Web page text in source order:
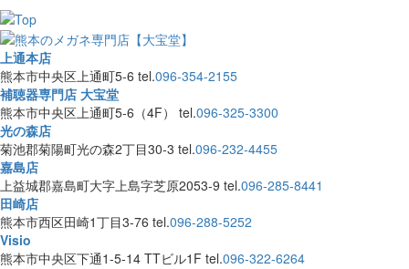
上通本店
熊本市中央区上通町5-6 tel.096-354-2155
補聴器専門店 大宝堂
熊本市中央区上通町5-6（4F） tel.096-325-3300
光の森店
菊池郡菊陽町光の森2丁目30-3 tel.096-232-4455
嘉島店
上益城郡嘉島町大字上島字芝原2053-9 tel.096-285-8441
田崎店
熊本市西区田崎1丁目3-76 tel.096-288-5252
Visio
熊本市中央区下通1-5-14 TTビル1F tel.096-322-6264